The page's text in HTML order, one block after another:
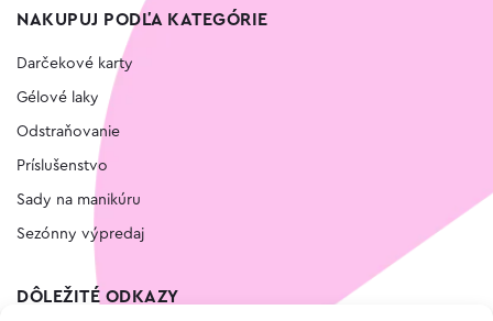
NAKUPUJ PODĽA KATEGÓRIE
Darčekové karty
Gélové laky
Odstraňovanie
Príslušenstvo
Sady na manikúru
Sezónny výpredaj
DÔLEŽITÉ ODKAZY